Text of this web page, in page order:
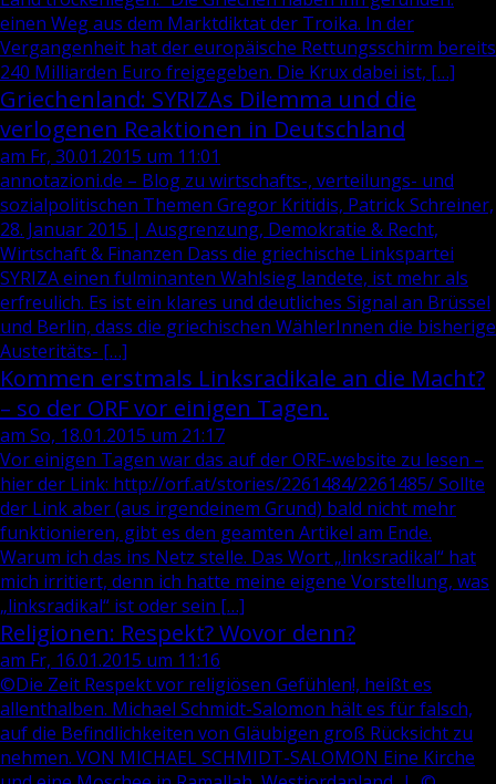
einen Weg aus dem Marktdiktat der Troika. In der
Vergangenheit hat der europäische Rettungsschirm bereits
240 Milliarden Euro freigegeben. Die Krux dabei ist, […]
Griechenland: SYRIZAs Dilemma und die
verlogenen Reaktionen in Deutschland
am Fr, 30.01.2015 um 11:01
annotazioni.de – Blog zu wirtschafts-, verteilungs- und
sozialpolitischen Themen Gregor Kritidis, Patrick Schreiner,
28. Januar 2015 | Ausgrenzung, Demokratie & Recht,
Wirtschaft & Finanzen Dass die griechische Linkspartei
SYRIZA einen fulminanten Wahlsieg landete, ist mehr als
erfreulich. Es ist ein klares und deutliches Signal an Brüssel
und Berlin, dass die griechischen WählerInnen die bisherige
Austeritäts- […]
Kommen erstmals Linksradikale an die Macht?
– so der ORF vor einigen Tagen.
am So, 18.01.2015 um 21:17
Vor einigen Tagen war das auf der ORF-website zu lesen –
hier der Link: http://orf.at/stories/2261484/2261485/ Sollte
der Link aber (aus irgendeinem Grund) bald nicht mehr
funktionieren, gibt es den geamten Artikel am Ende.
Warum ich das ins Netz stelle. Das Wort „linksradikal“ hat
mich irritiert, denn ich hatte meine eigene Vorstellung, was
„linksradikal“ ist oder sein […]
Religionen: Respekt? Wovor denn?
am Fr, 16.01.2015 um 11:16
©Die Zeit Respekt vor religiösen Gefühlen!, heißt es
allenthalben. Michael Schmidt-Salomon hält es für falsch,
auf die Befindlichkeiten von Gläubigen groß Rücksicht zu
nehmen. VON MICHAEL SCHMIDT-SALOMON Eine Kirche